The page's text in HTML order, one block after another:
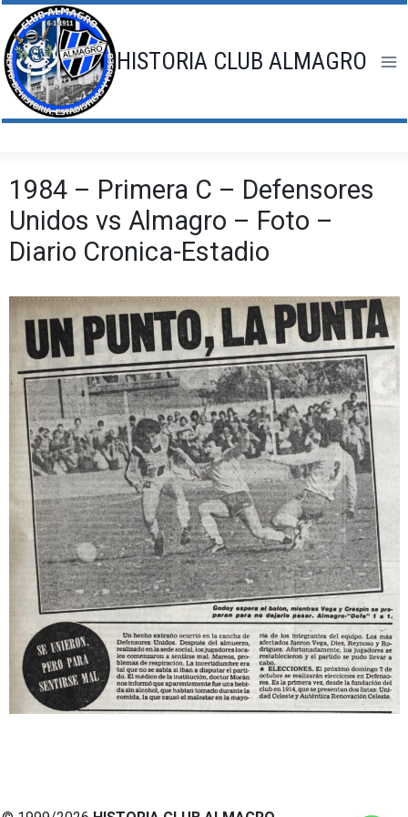
Saltar
al
contenido
HISTORIA CLUB ALMAGRO
1984 – Primera C – Defensores
Unidos vs Almagro – Foto –
Diario Cronica-Estadio